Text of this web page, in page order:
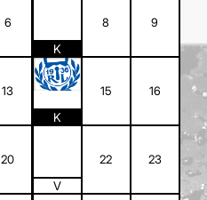
6
K
8 9
13
14
K
15 16
20
V
22 23